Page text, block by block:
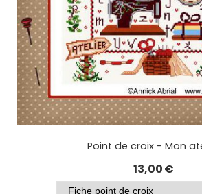
Point de croix - Mon
13,00€